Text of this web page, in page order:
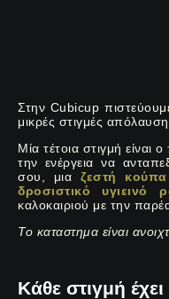
Στην Cubicup
μικρές στιγμές
Μία τέτοια στιγμή είναι ο
την ενέργεια να
σου, μιαζεστή κούπα
δροσιστικό υγιεινό
καλοκαιριού με την
Το καταστημα είναι
Κάθε στιγμή